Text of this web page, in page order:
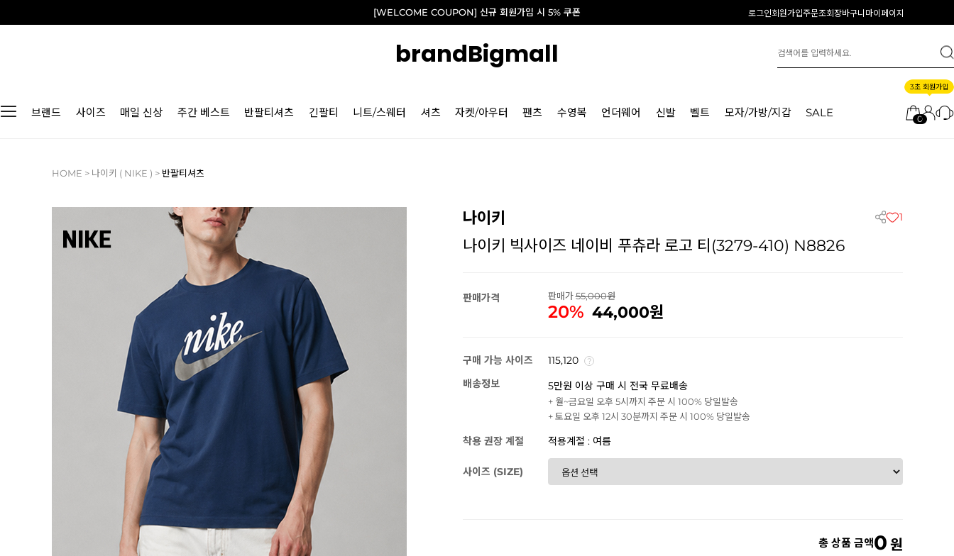
[WELCOME COUPON] 신규 회원가입 시 5% 쿠폰 로그인회원가입주문조회장바구니 마이페이지
brandBigmall
브랜드 사이즈 매일 신상 주간 베스트 반팔티셔츠 긴팔티 니트/스웨터 셔츠 자켓/아우터 팬츠 수영복 언더웨어 신발 벨트 모자/가방/지갑 SALE 0
3초 회원가입
HOME > 나이키 ( NIKE ) > 반팔티셔츠
나이키 1
나이키 빅사이즈 네이비 푸츄라 로고 티(3279-410) N8826
판매가격 판매가55,000
20% 44,000
구매 가능 사이즈
115,120
배송정보
5만원 이상 구매 시 전국 무료배송
+ 월~금요일 오후 5시까지 주문 시 100% 당일발송
+ 토요일 오후 12시 30분까지 주문 시 100% 당일발송
착용 권장 계절 적용계절 : 여름
사이즈 (SIZE)
총 상품 금액0 원